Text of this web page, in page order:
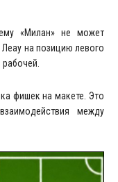
«Милан» не может
на позицию левого
рабочей.
фишек на макете. Это
между